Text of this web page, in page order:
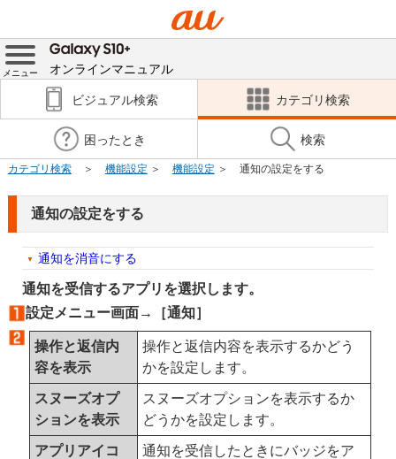
メニュー オンラインマニュアル
ビジュアル検索 カテゴリ検索
困ったとき 検索
カテゴリ検索 機能設定 機能設定 通知の設定をする
通知の設定をする
通知を消音にする
通知を受信するアプリを選択します。
設定メニュー画面→［通知］
操作と返信内
容を表示
操作と返信内容を表示するかどう
かを設定します。
スヌーズオプ
ションを表示
スヌーズオプションを表示するか
どうかを設定します。
アプリアイコ
通知を受信したときにバッジをア